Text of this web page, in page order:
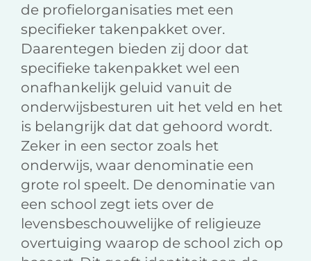
de profielorganisaties met een
specifieker takenpakket over.
Daarentegen bieden zij door dat
specifieke takenpakket wel een
onafhankelijk geluid vanuit de
onderwijsbesturen uit het veld en het
is belangrijk dat dat gehoord wordt.
Zeker in een sector zoals het
onderwijs, waar denominatie een
grote rol speelt. De denominatie van
een school zegt iets over de
levensbeschouwelijke of religieuze
overtuiging waarop de school zich op